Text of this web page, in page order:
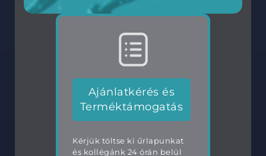
Ajánlatkérés és
Terméktámogatás
Kérjük töltse ki űrlapunkat
és kollégánk 24 órán belül